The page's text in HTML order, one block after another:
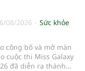
08/2026
Sức khỏe
công bố và mở màn
cuộc thi Miss Galaxy
đã diễn ra thành